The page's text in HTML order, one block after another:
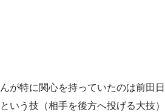
が特に関心を持っていたのは前田日
いう技（相手を後方へ投げる大技）